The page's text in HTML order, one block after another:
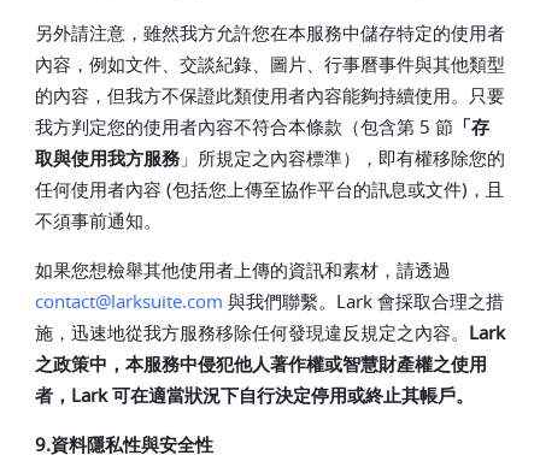
另外請注意，雖然我方允許您在本服務中儲存特定的使用者
內容，例如文件、交談紀錄、圖片、行事曆事件與其他類型
的內容，但我方不保證此類使用者內容能夠持續使用。只要
我方判定您的使用者內容不符合本條款（包含第 5 節 「存
取與使用我方服務」所規定之內容標準），即有權移除您的
任何使用者內容 (包括您上傳至協作平台的訊息或文件)，且
不須事前通知。
如果您想檢舉其他使用者上傳的資訊和素材，請透過
contact@larksuite.com 與我們聯繫。Lark 會採取合理之措
施，迅速地從我方服務移除任何發現違反規定之內容。 Lark
之政策中，本服務中侵犯他人著作權或智慧財產權之使用
者，Lark 可在適當狀況下自行決定停用或終止其帳戶。
9.資料隱私性與安全性